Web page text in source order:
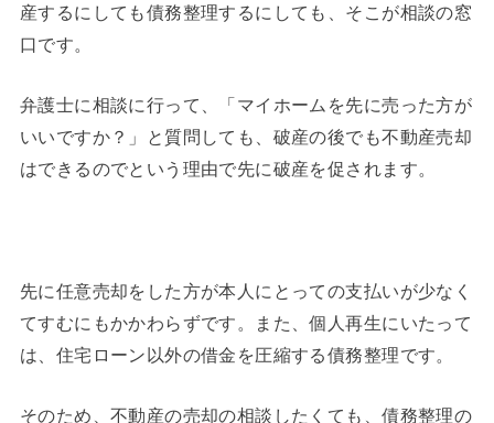
産するにしても債務整理するにしても、そこが相談の窓
口です。
弁護士に相談に行って、「マイホームを先に売った方が
いいですか？」と質問しても、破産の後でも不動産売却
はできるのでという理由で先に破産を促されます。
先に任意売却をした方が本人にとっての支払いが少なく
てすむにもかかわらずです。また、個人再生にいたって
は、住宅ローン以外の借金を圧縮する債務整理です。
そのため、不動産の売却の相談したくても、債務整理の